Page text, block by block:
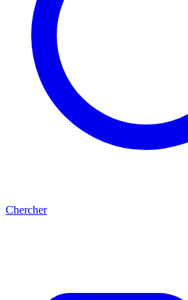
Chercher